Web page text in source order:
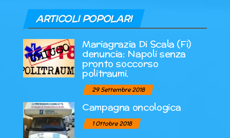
ARTICOLI POPOLARI
Mariagrazia Di Scala (Fi)
denuncia: Napoli senza
pronto soccorso
politraumi.
29 Settembre 2018
Campagna oncologica
1 Ottobre 2018